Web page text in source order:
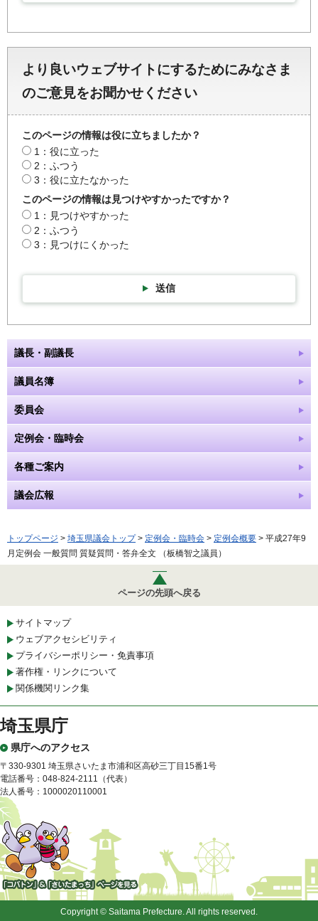
より良いウェブサイトにするためにみなさま
のご意見をお聞かせください
このページの情報は役に立ちましたか？
1：役に立った
2：ふつう
3：役に立たなかった
このページの情報は見つけやすかったですか？
1：見つけやすかった
2：ふつう
3：見つけにくかった
送信
議長・副議長
議員名簿
委員会
定例会・臨時会
各種ご案内
議会広報
トップページ > 埼玉県議会トップ> 定例会・臨時会 > 定例会概要 > 平成27年9
月定例会 一般質問 質疑質問・答弁全文 （板橋智之議員）
ページの先頭へ戻る
サイトマップ
ウェブアクセシビリティ
プライバシーポリシー・免責事項
著作権・リンクについて
関係機関リンク集
埼玉県庁
県庁へのアクセス
〒330-9301 埼玉県さいたま市浦和区高砂三丁目15番1号
電話番号：048-824-2111（代表）
法人番号：1000020110001
「コバトン」&「さいたまっ
Copyright © Saitama Prefecture. All rights reserved.